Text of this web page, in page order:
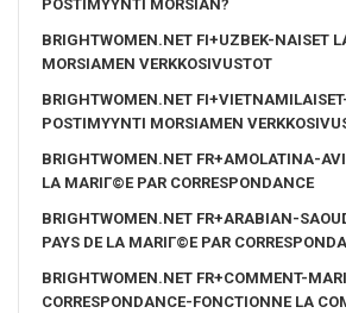
POSTIMYYNTI MORSIAN?
BRIGHTWOMEN.NET FI+UZBEK-NAISET
MORSIAMEN VERKKOSIVUSTOT
BRIGHTWOMEN.NET
POSTIMYYNTI MORSIAMEN
BRIGHTWOMEN.NET FR+AMOLATINA-
LA MARIГ©E PAR CORRESPONDANCE
BRIGHTWOMEN.NET FR+ARABIAN-
PAYS DE LA MARIГ©E PAR
BRIGHTWOMEN.NET FR+COMMENT-
CORRESPONDANCE-FONCTIONNE LA